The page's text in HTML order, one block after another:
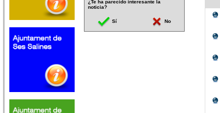
¿Te ha parecido interesante la
noticia?
Sí No